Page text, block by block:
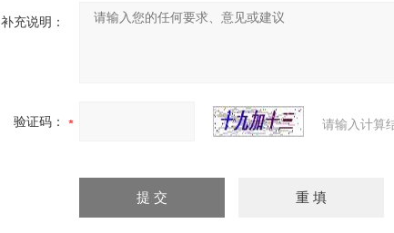
补充说明：
验证码： 请输入计算